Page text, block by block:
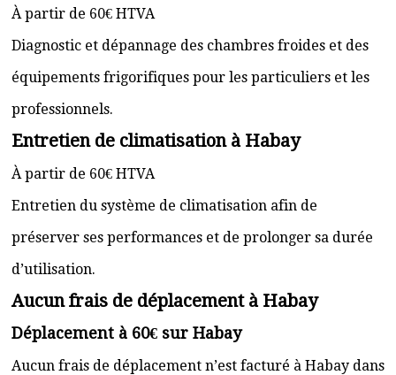
À partir de 60€ HTVA
Diagnostic et dépannage des chambres froides et des
équipements frigorifiques pour les particuliers et les
professionnels.
Entretien de climatisation à Habay
À partir de 60€ HTVA
Entretien du système de climatisation afin de
préserver ses performances et de prolonger sa durée
d’utilisation.
Aucun frais de déplacement à Habay
Déplacement à 60€ sur Habay
Aucun frais de déplacement n’est facturé à Habay dans